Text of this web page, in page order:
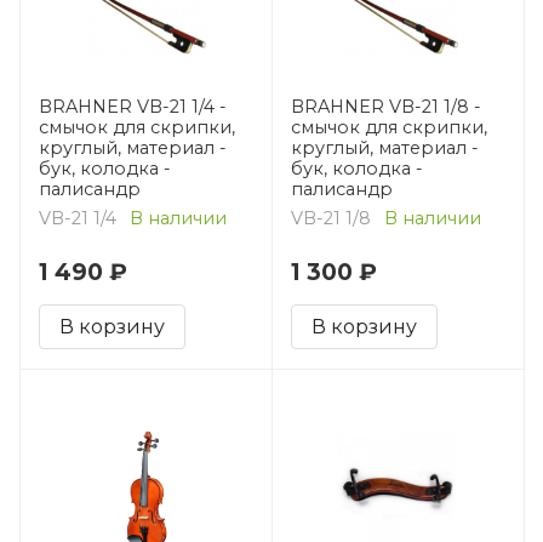
BRAHNER VB-21 1/4 -
смычок для скрипки,
круглый, материал -
бук, колодка -
палисандр
VB-21 1/4
В наличии
1 490 ₽
В корзину
BRAHNER VB-21 1/8 -
смычок для скрипки,
круглый, материал -
бук, колодка -
палисандр
VB-21 1/8
В наличии
1 300 ₽
В корзину